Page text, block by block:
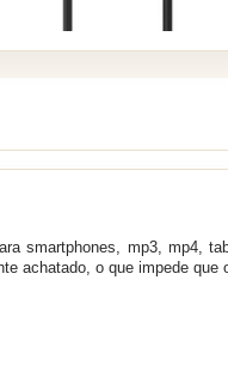
smartphones, mp3, mp4,
achatado, o que impede